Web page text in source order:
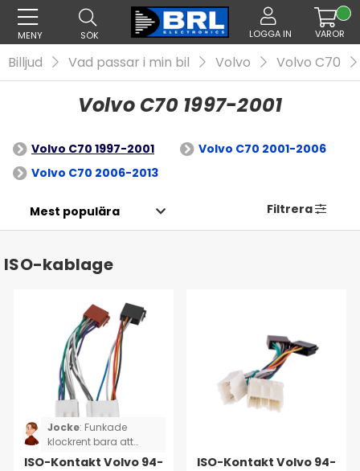
MENY SÖK LOGGA IN VAROR
Billjud Vad passar i min bil Volvo Volvo C70
Volvo C70 1997-2001
Volvo C70 1997-2001
Volvo C70 2001-2006
Volvo C70 2006-2013
Filtrera
ISO-kablage
Jocke: Funkade
klockrent bara att
koppla ihop
ISO-Kontakt Volvo 94- ISO-Kontakt Volvo 94-